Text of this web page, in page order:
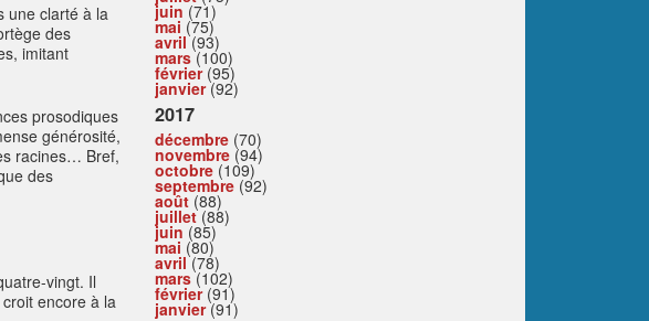
une clarté à la
des
imitant
prosodiques
générosité,
racines… Bref,
des
vingt. Il
encore à la
juin (71)
mai (75)
avril(93)
mars(100)
février(95)
janvier(92)
2017
décembre (70)
novembre (94)
octobre (109)
septembre (92)
août (88)
juillet(88)
juin (85)
mai (80)
avril(78)
mars(102)
février(91)
janvier(91)